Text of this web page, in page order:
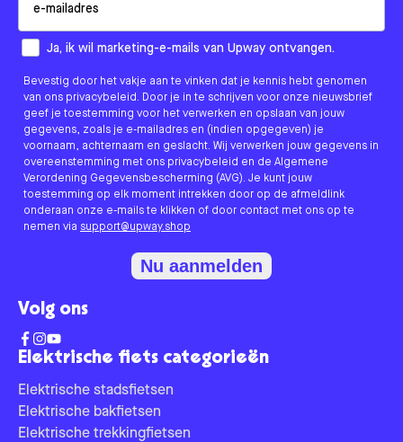
Elektrische fiets categorieën
Elektrische stadsfietsen
Elektrische bakfietsen
Elektrische trekkingfietsen
How would you like to hear from us?
Ja, ik wil marketing-e-mails van Upway ontvangen.
Bevestig door het vakje aan te vinken dat je kennis hebt genomen
van ons privacybeleid. Door je in te schrijven voor onze nieuwsbrief
geef je toestemming voor het verwerken en opslaan van jouw
gegevens, zoals je e-mailadres en (indien opgegeven) je
voornaam, achternaam en geslacht. Wij verwerken jouw gegevens in
overeenstemming met ons privacybeleid en de Algemene
Verordening Gegevensbescherming (AVG). Je kunt jouw
toestemming op elk moment intrekken door op de afmeldlink
onderaan onze e-mails te klikken of door contact met ons op te
nemen via support@upway.shop
Nu aanmelden
Volg ons